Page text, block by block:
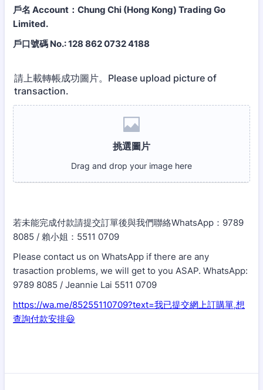
戶名 Account：Chung Chi (Hong Kong) Trading Go
Limited.
戶口號碼 No.: 128 862 0732 4188
請上載轉帳成功圖片。Please upload picture of
transaction.
若未能完成付款請提交訂單後與我們聯絡WhatsApp：9789
8085 / 賴小姐：5511 0709
Please contact us on WhatsApp if there are any
trasaction problems, we will get to you ASAP. WhatsApp:
9789 8085 / Jeannie Lai 5511 0709
https://wa.me/85255110709?text=我已提交網上訂購單,想
查詢付款安排😃